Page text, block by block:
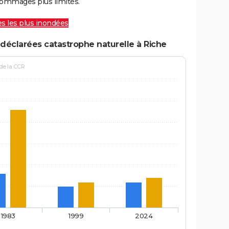
les plus inondées
catastrophe naturelle à Riche
la CCR
1983 1999 2024